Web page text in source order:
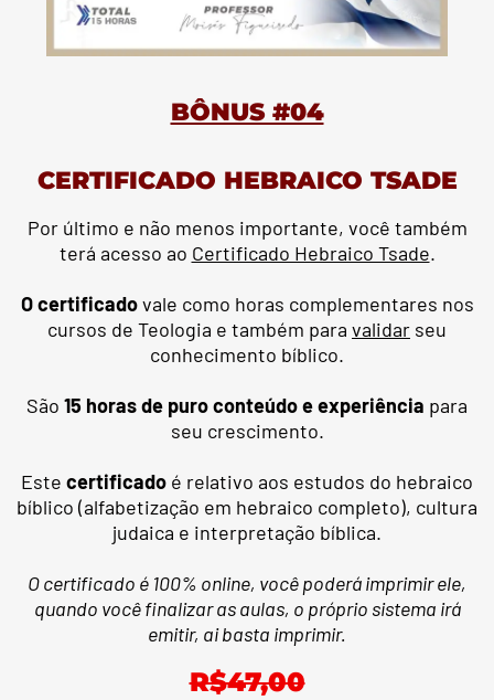
BÔNUS #04
CERTIFICADO HEBRAICO TSADE
Por último e não menos importante, você também
terá acesso ao Certificado Hebraico Tsade.
O certificadovale como horas complementares nos
cursos de Teologia e também para validar seu
conhecimento bíblico.
São 15 horas de puro conteúdo e experiência para
seu crescimento.
Este certificado é relativo aos estudos do hebraico
bíblico (alfabetização em hebraico completo), cultura
judaica e interpretação bíblica.
O certificado é 100% online, você poderá imprimir ele,
quando você finalizar as aulas, o próprio sistema irá
emitir, ai basta imprimir.
R$47,00